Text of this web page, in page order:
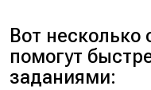
Вот несколько
помогут
заданиями: